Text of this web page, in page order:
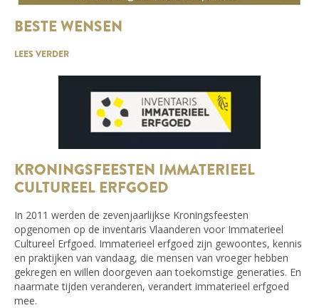
BESTE WENSEN
LEES VERDER
KRONINGSFEESTEN IMMATERIEEL
CULTUREEL ERFGOED
In 2011 werden de zevenjaarlijkse Kroningsfeesten
opgenomen op de inventaris Vlaanderen voor Immaterieel
Cultureel Erfgoed. Immaterieel erfgoed zijn gewoontes, kennis
en praktijken van vandaag, die mensen van vroeger hebben
gekregen en willen doorgeven aan toekomstige generaties. En
naarmate tijden veranderen, verandert immaterieel erfgoed
mee.